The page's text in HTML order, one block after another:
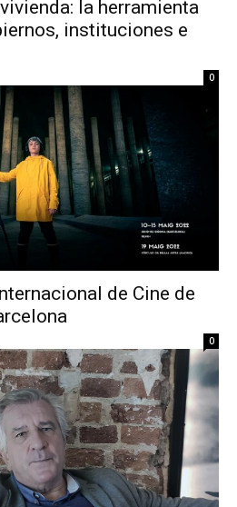
la herramienta
instituciones e
0
de Cine de
0